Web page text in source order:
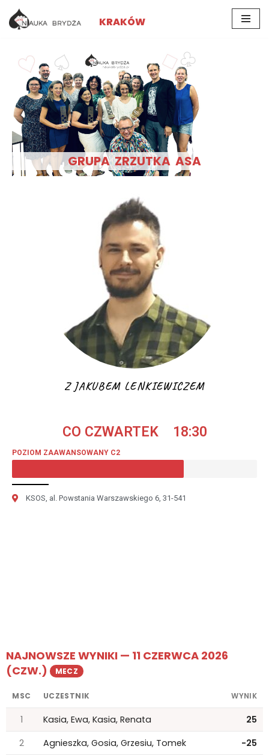
Przejdź
treści
KRAKÓW
GRUPA ZRZUTKA ASA
Z JAKUBEM LENKIEWICZEM
CO CZWARTEK 18:30
POZIOM ZAAWANSOWANY C2
KSOS, al. Powstania Warszawskiego 6, 31-541
NAJNOWSZE WYNIKI — 11 CZERWCA 2026
(CZW.)
MECZ
MSC UCZESTNIK WYNIK
1 Kasia, Ewa, Kasia, Renata
25
2
Agnieszka, Gosia, Grzesiu, Tomek -25